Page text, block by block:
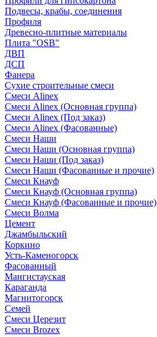
Подвесы, крабы, соединения
Профиля
Древесно-плитные материалы
Плита "OSB"
ДВП
ДСП
Фанера
Сухие строительные смеси
Смеси Alinex
Смеси Alinex (Основная группа)
Смеси Alinex (Под заказ)
Смеси Alinex (Фасованные)
Смеси Наши
Смеси Наши (Основная группа)
Смеси Наши (Под заказ)
Смеси Наши (Фасованные и прочие)
Смеси Кнауф
Смеси Кнауф (Основная группа)
Смеси Кнауф (Фасованные и прочие)
Смеси Волма
Цемент
Джамбыльский
Коркино
Усть-Каменогорск
Фасованный
Мангистауская
Караганда
Магнитогорск
Семей
Смеси Церезит
Смеси Brozex